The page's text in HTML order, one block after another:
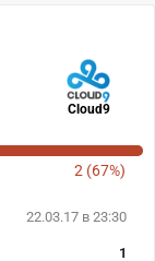
Cloud9
2 (67%)
22.03.17 в 23:30
1